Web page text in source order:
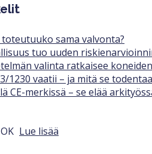
sama valvonta?
tuo uuden
valinta ratkaisee
1230 vaatii – ja mitä se
CE-merkissä – se elää
OK Lue lisää